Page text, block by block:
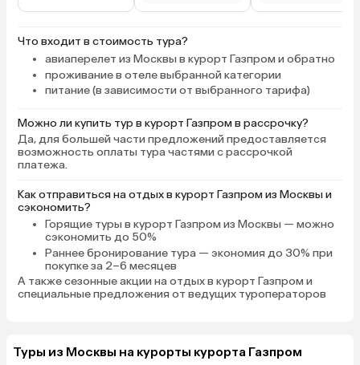
Что входит в стоимость тура?
авиаперелет из Москвы в курорт Газпром и обратно
проживание в отеле выбранной категории
питание (в зависимости от выбранного тарифа)
Можно ли купить тур в курорт Газпром в рассрочку?
Да, для большей части предложений предоставляется
возможность оплаты тура частями с рассрочкой
платежа.
Как отправиться на отдых в курорт Газпром из Москвы и
сэкономить?
Горящие туры в курорт Газпром из Москвы — можно
сэкономить до 50%
Раннее бронирование тура — экономия до 30% при
покупке за 2–6 месяцев
А такжесезонные акции на отдых в курорт Газпром и
специальные предложения от ведущих туроператоров
Туры из Москвы на курорты курорта Газпром